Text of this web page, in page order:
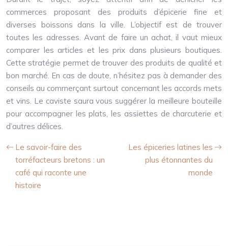
commerces proposant des produits d’épicerie fine et
diverses boissons dans la ville. L’objectif est de trouver
toutes les adresses. Avant de faire un achat, il vaut mieux
comparer les articles et les prix dans plusieurs boutiques.
Cette stratégie permet de trouver des produits de qualité et
bon marché. En cas de doute, n’hésitez pas à demander des
conseils au commerçant surtout concernant les accords mets
et vins. Le caviste saura vous suggérer la meilleure bouteille
pour accompagner les plats, les assiettes de charcuterie et
d’autres délices.
Le savoir-faire des
torréfacteurs bretons : un
café qui raconte une
histoire
Les épiceries latines les
plus étonnantes du
monde